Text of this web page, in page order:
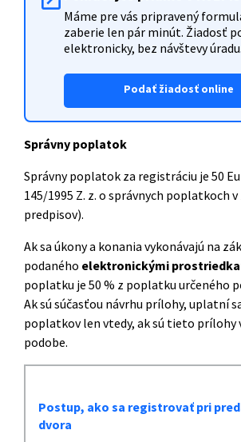
Máme pre vás pripravený
zaberie len pár minút. Žiadosť
elektronicky, bez návštevy úradu.
Podať žiadosť online
Správny poplatok
Správny poplatok za registráciu je 50
145/1995 Z. z. o správnych poplatkoch
predpisov).
Ak sa úkony a konania vykonávajú na
podaného elektronickými
poplatku je 50 % z poplatku určeného
Ak sú súčasťou návrhu prílohy, uplatní
poplatkov len vtedy, ak sú tieto prílohy
podobe.
Postup, ako sa registrovať pri
dvora